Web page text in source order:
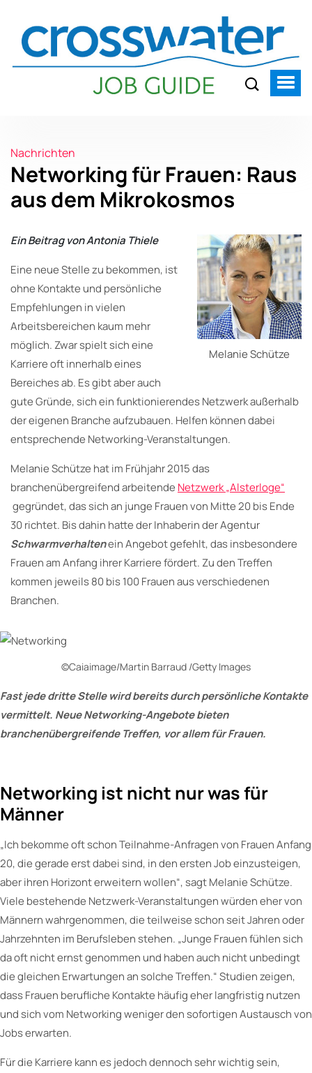
Nachrichten
Networking für Frauen: Raus
aus dem Mikrokosmos
Melanie Schütze
Ein Beitrag von Antonia Thiele
Eine neue Stelle zu bekommen, ist
ohne Kontakte und persönliche
Empfehlungen in vielen
Arbeitsbereichen kaum mehr
möglich. Zwar spielt sich eine
Karriere oft innerhalb eines
Bereiches ab. Es gibt aber auch
gute Gründe, sich ein funktionierendes Netzwerk außerhalb
der eigenen Branche aufzubauen. Helfen können dabei
entsprechende Networking-Veranstaltungen.
Melanie Schütze hat im Frühjahr 2015 das
branchenübergreifend arbeitende Netzwerk „Alsterloge“
gegründet, das sich an junge Frauen von Mitte 20 bis Ende
30 richtet. Bis dahin hatte der Inhaberin der Agentur
Schwarmverhaltenein Angebot gefehlt, das insbesondere
Frauen am Anfang ihrer Karriere fördert. Zu den Treffen
kommen jeweils 80 bis 100 Frauen aus verschiedenen
Branchen.
©Caiaimage/Martin Barraud /Getty Images
Fast jede dritte Stelle wird bereits durch persönliche Kontakte
vermittelt. Neue Networking-Angebote bieten
branchenübergreifende Treffen, vor allem für Frauen.
Networking ist nicht nur was für
Männer
„Ich bekomme oft schon Teilnahme-Anfragen von Frauen Anfang
20, die gerade erst dabei sind, in den ersten Job einzusteigen,
aber ihren Horizont erweitern wollen“, sagt Melanie Schütze.
Viele bestehende Netzwerk-Veranstaltungen würden eher von
Männern wahrgenommen, die teilweise schon seit Jahren oder
Jahrzehnten im Berufsleben stehen. „Junge Frauen fühlen sich
da oft nicht ernst genommen und haben auch nicht unbedingt
die gleichen Erwartungen an solche Treffen.“ Studien zeigen,
dass Frauen berufliche Kontakte häufig eher langfristig nutzen
und sich vom Networking weniger den sofortigen Austausch von
Jobs erwarten.
Für die Karriere kann es jedoch dennoch sehr wichtig sein,